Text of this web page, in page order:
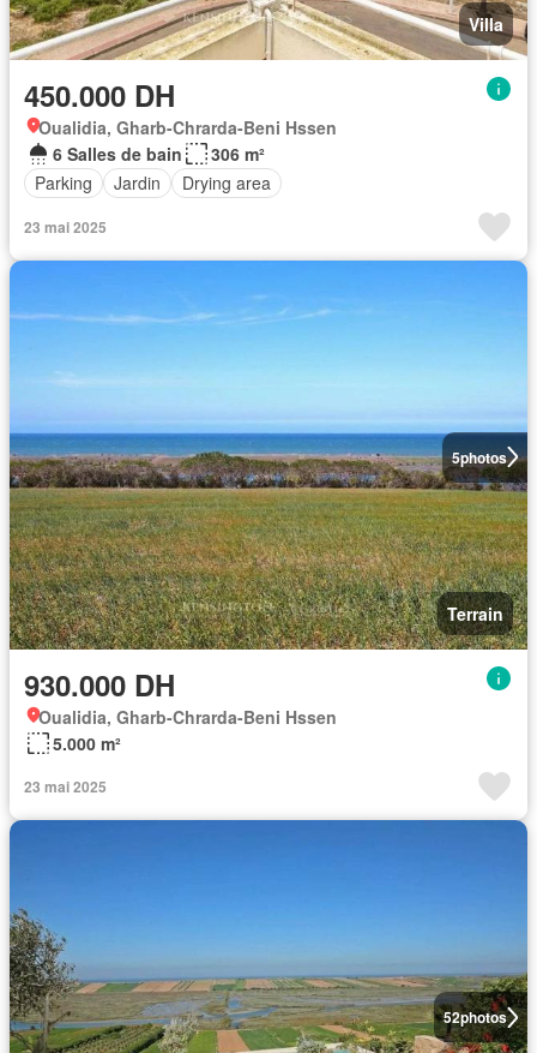
Villa
450.000 DH
Oualidia, Gharb-Chrarda-Beni Hssen
6 Salles de bain
306 m²
Parking
Jardin Drying area
23 mai 2025
5photos
Terrain
930.000 DH
Oualidia, Gharb-Chrarda-Beni Hssen
5.000 m²
23 mai 2025
52photos